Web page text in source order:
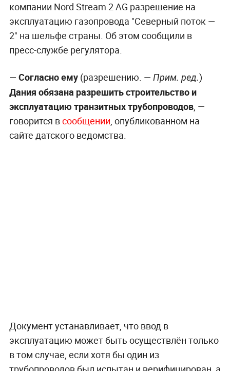
компании Nord Stream 2 AG разрешение на
эксплуатацию газопровода "Северный поток —
2" на шельфе страны. Об этом сообщили в
пресс-службе регулятора.
— Согласно ему (разрешению. — Прим. ред.)
Дания обязана разрешить строительство и
эксплуатацию транзитных трубопроводов, —
говорится всообщении, опубликованном на
сайте датского ведомства.
Документ устанавливает, что ввод в
эксплуатацию может быть осуществлён только
в том случае, если хотя бы один из